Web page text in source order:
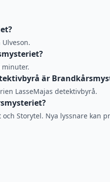
är
LasseMajas detektivbyrå.
Storytel. Nya lyssnare kan